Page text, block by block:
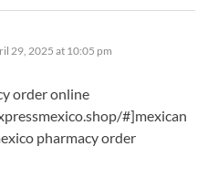
29, 2025 at 10:05 pm
order online
#]mexican
pharmacy order